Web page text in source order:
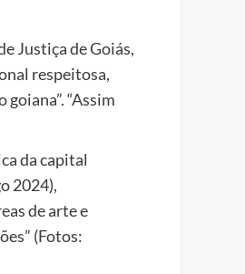
Justiça de Goiás,
respeitosa,
“Assim
2024),
de arte e
(Fotos: